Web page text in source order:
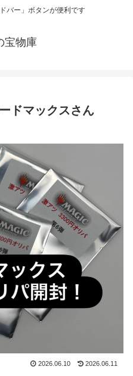
バー」ボタンが便利です
宝物庫
ドマックスさん
2026.06.10 2026.06.11